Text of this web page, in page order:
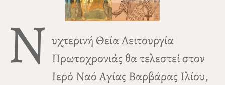
Ν υχτερινή Θεία Λειτουργία
Πρωτοχρονιάς θα τελεστεί στον
Ιερό Ναό Αγίας Βαρβάρας Ιλίου,